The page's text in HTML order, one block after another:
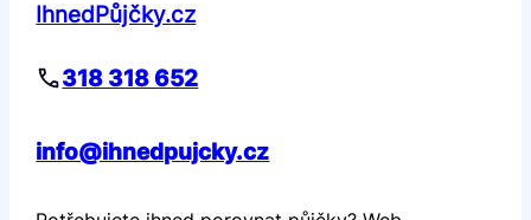
IhnedPůjčky.cz
318 318 652
info@ihnedpujcky.cz